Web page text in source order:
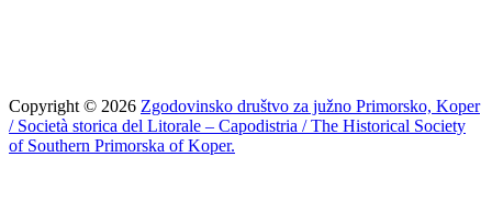
Copyright © 2026 Zgodovinsko društvo za južno Primorsko, Koper
/ Società storica del Litorale – Capodistria / The Historical Society
of Southern Primorska of Koper.